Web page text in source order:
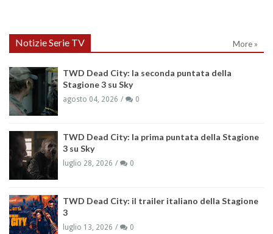
Notizie Serie TV More »
TWD Dead City: la seconda puntata della
Stagione 3 su Sky
agosto 04, 2026 0
TWD Dead City: la prima puntata della Stagione
3 su Sky
luglio 28, 2026 0
TWD Dead City: il trailer italiano della Stagione
3
luglio 13, 2026 0